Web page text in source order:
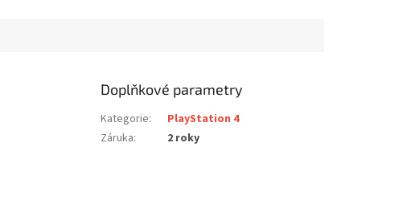
Doplňkové parametry
Kategorie:
PlayStation 4
Záruka: 2 roky